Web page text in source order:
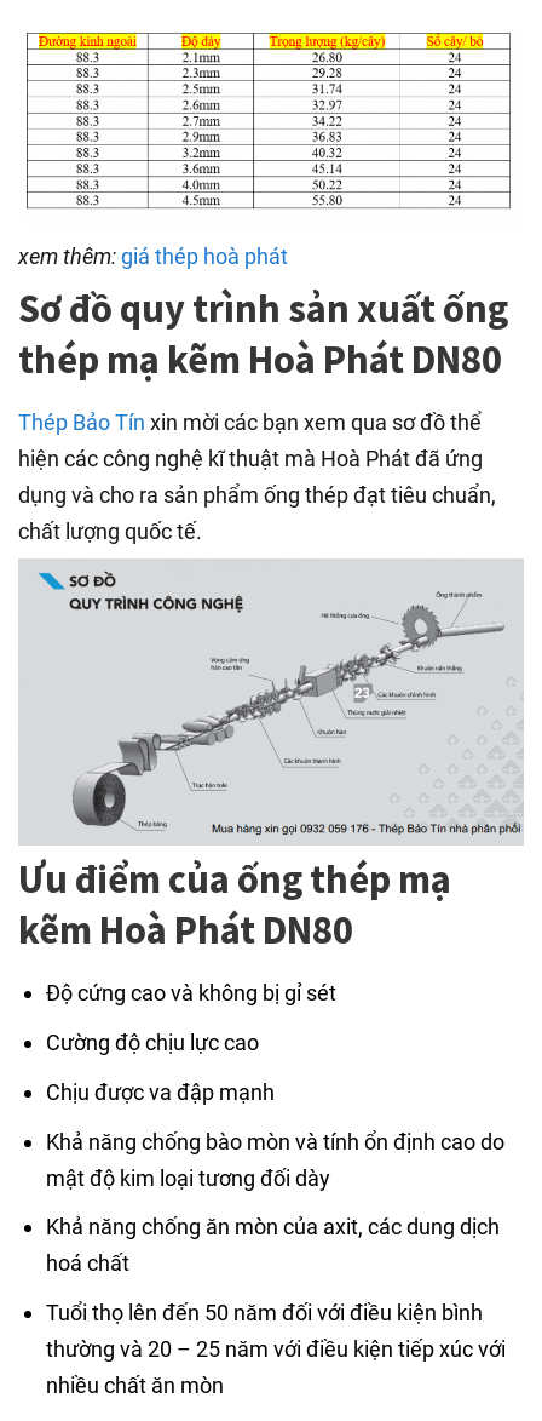
xem thêm:giá thép hoà phát
Sơ đồ quy trình sản xuất ống
thép mạ kẽm Hoà Phát DN80
Thép Bảo Tín xin mời các bạn xem qua sơ đồ thể
hiện các công nghệ kĩ thuật mà Hoà Phát đã ứng
dụng và cho ra sản phẩm ống thép đạt tiêu chuẩn,
chất lượng quốc tế.
Ưu điểm của ống thép mạ
kẽm Hoà Phát DN80
Độ cứng cao và không bị gỉ sét
Cường độ chịu lực cao
Chịu được va đập mạnh
Khả năng chống bào mòn và tính ổn định cao do
mật độ kim loại tương đối dày
Khả năng chống ăn mòn của axit, các dung dịch
hoá chất
Tuổi thọ lên đến 50 năm đối với điều kiện bình
thường và 20 – 25 năm với điều kiện tiếp xúc với
nhiều chất ăn mòn